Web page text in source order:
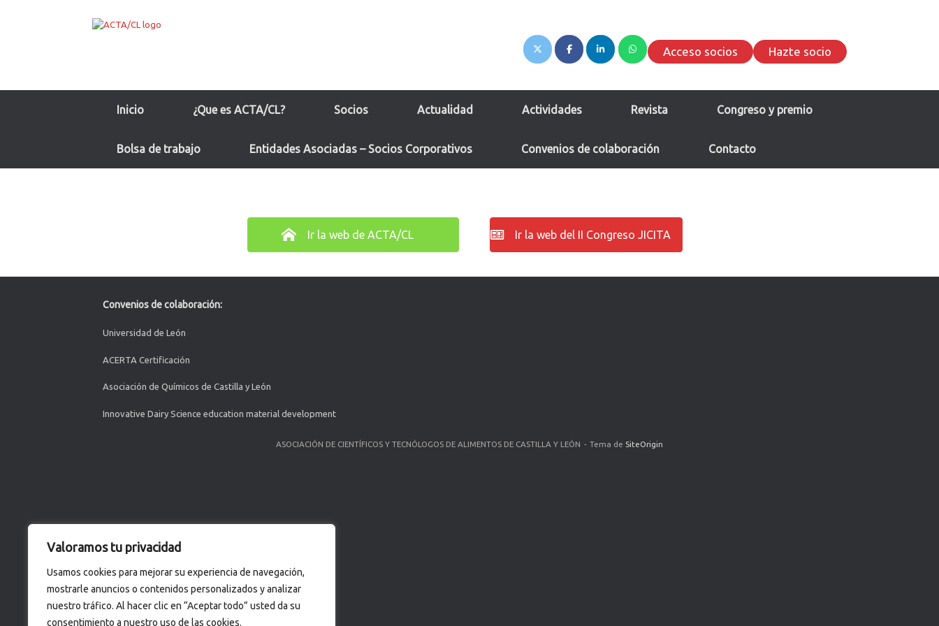
Valoramos tu privacidad
Usamos cookies para mejorar su experiencia de navegación,
mostrarle anuncios o contenidos personalizados y analizar
nuestro tráfico. Al hacer clic en “Aceptar todo” usted da su
consentimiento a nuestro uso de las cookies.
Acceso socios Hazte socio
Inicio ¿Que es ACTA/CL? Socios Actualidad Actividades Revista Congreso y premio
Bolsa de trabajo Entidades Asociadas – Socios Corporativos Convenios de colaboración Contacto
Ir la web de ACTA/CL Ir la web del II Congreso JICITA
Convenios de colaboración:
Universidad de León
ACERTA Certificación
Asociación de Químicos de Castilla y León
Innovative Dairy Science education material development
ASOCIACIÓN DE CIENTÍFICOS Y TECNÓLOGOS DE ALIMENTOS DE CASTILLA Y LEÓN Tema de SiteOrigin